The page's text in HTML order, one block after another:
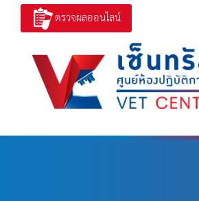
ตรวจผลออนไลน์